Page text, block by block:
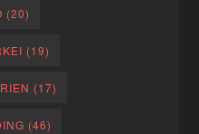
(20)
(19)
(17)
(46)